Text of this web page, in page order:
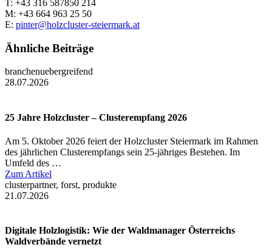
T: +43 316 587850 214
M: +43 664 963 25 50
E: pinter@holzcluster-steiermark.at
Ähnliche Beiträge
branchenuebergreifend
28.07.2026
25 Jahre Holzcluster – Clusterempfang 2026
Am 5. Oktober 2026 feiert der Holzcluster Steiermark im Rahmen
des jährlichen Clusterempfangs sein 25-jähriges Bestehen. Im
Umfeld des …
Zum Artikel
clusterpartner, forst, produkte
21.07.2026
Digitale Holzlogistik: Wie der Waldmanager Österreichs
Waldverbände vernetzt